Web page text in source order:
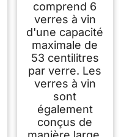
comprend 6
verres à vin
d'une capacité
maximale de
53 centilitres
par verre. Les
verres à vin
sont
également
conçus de